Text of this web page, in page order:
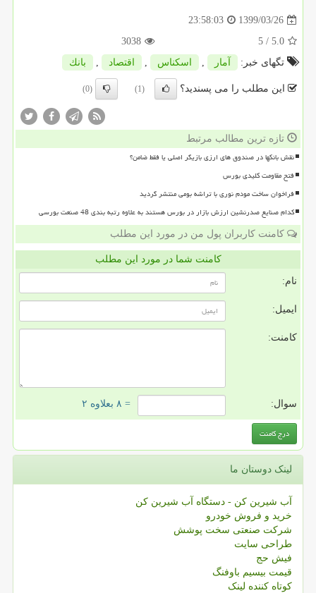
1399/03/26
23:58:03
5.0
/ 5
3038
تگهای خبر:
آمار , اسكناس , اقتصاد , بانك
این مطلب را می پسندید؟ (1)
(0)
تازه ترین مطالب مرتبط
نقش بانکها در صندوق های ارزی بازیگر اصلی یا فقط ضامن؟
فتح مقاومت کلیدی بورس
فراخوان ساخت مودم نوری با تراشه بومی منتشر گردید
کدام صنایع صدرنشین ارزش بازار در بورس هستند به علاوه رتبه بندی 48 صنعت بورسی
کامنت کاربران پول من در مورد این مطلب
کامنت شما در مورد این مطلب
نام:
ایمیل:
کامنت:
سوال: = ۸ بعلاوه ۲
لینک دوستان ما
آب شیرین کن - دستگاه آب شیرین کن
خرید و فروش خودرو
شرکت صنعتی سخت پوشش
طراحی سایت
فیش حج
قیمت بیسیم باوفنگ
کوتاه کننده لینک